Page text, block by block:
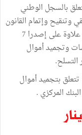
بالسجل الوطني
وإتمام القانون
المتعلق بمكافحة الإرهاب ومنع غسيل الأموال علاوة على إصدرا 7
وتجميد أموال
التسلح.
تتعلق بتجميد أموال
المركزي .